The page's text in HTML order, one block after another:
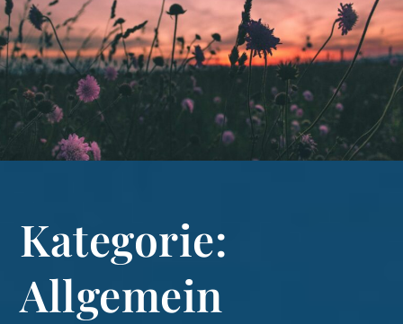
Kategorie:
Allgemein